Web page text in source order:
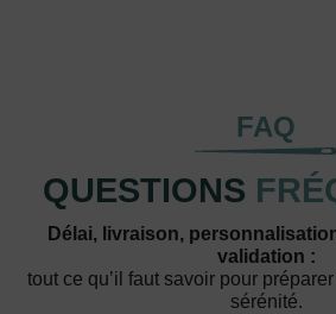
FAQ
QUESTIONS
Délai, livraison,
validation :
tout ce qu’il faut savoir pour
sérénité.